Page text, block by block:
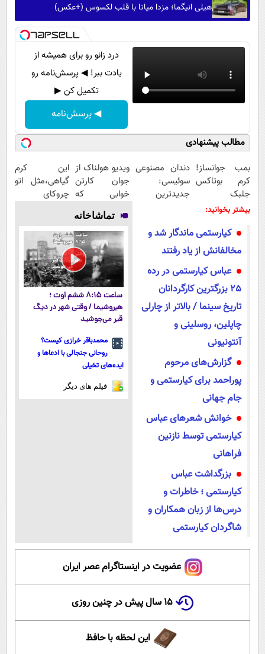
هیلی انیگما؛ مزدا میاتا با قلب لکسوس (+عکس)
درد زانو رو برای همیشه از
یادت ببر! ◀ پرسش‌نامه رو
تکمیل کن ▶
◀ پرسش‌نامه
مطالب پیشنهادی
بمب جوانساز!
کرم بوتاکس
جلبک
اسپیرولینا50%تخفیف
دندان مصنوعی
سوئیسی:
جدیدترین
پرداخت قسطی
ویدیو هولناک از
جوان کارتن
خوابی که
میلیاردر شد.
آموزش رایگان
این کرم
گیاهی،مثل اتو
چروکای
بیشتر بخوانید:
کیارستمی ماندگار شد و
مخالفانش از یاد رفتند
عباس کیارستمی در رده
25 بزرگترین کارگردانان
تاریخ سینما / بالاتر از چارلی
چاپلین، روسلینی و
آنتونیونی
گزارش‌های مرحوم
پوراحمد برای کیارستمی و
جام جهانی
خوانش شعرهای عباس
کیارستمی‌ توسط نازنین
فراهانی
بزرگداشت عباس
کیارستمی ؛ خاطرات و
درس‌ها از زبان همکاران و
شاگردان کیارستمی
تماشاخانه
ساعت ۸:۱۵ ششم اوت ؛
هیروشیما / وقتی شهر در دیگ
قیر می‌جوشید
محمدباقر خرازی کیست؟
روحانی جنجالی با ادعاها و
ایده‌های تخیلی
فیلم های دیگر
عضویت در اینستاگرام عصر ایران
۱۵ سال پیش در چنین روزی
این لحظه با حافظ